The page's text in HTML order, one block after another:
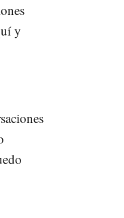
y